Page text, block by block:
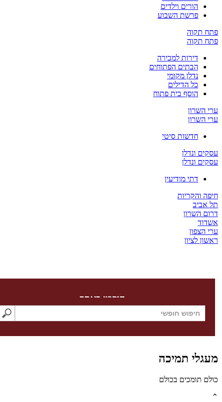
הורים וילדים
פרשת השבוע
תקוה
תקוה
דירות למכירה
הבתים הפתוחים
נדלן מקומי
כל הדילים
הוסף בית פתוח
השרון
השרון
חדשות סיטי
ונדלן
ונדלן
דתי מודיעין
והקריות
אביב
השרון
הצפון
לציון
חיפוש באתר
תמיכה
תומכים בכולם